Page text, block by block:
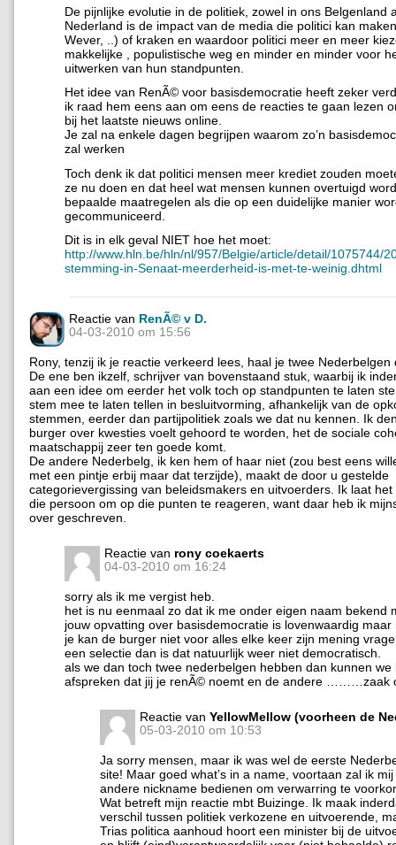
De pijnlijke evolutie in de politiek, zowel in ons Belgenland
Nederland is de impact van de media die politici kan
Wever, ..) of kraken en waardoor politici meer en meer
makkelijke , populistische weg en minder en minder voor
uitwerken van hun standpunten.
Het idee van RenÃ© voor basisdemocratie heeft zeker
ik raad hem eens aan om eens de reacties te gaan lezen
bij het laatste nieuws online.
Je zal na enkele dagen begrijpen waarom zo’n
zal werken
Toch denk ik dat politici mensen meer krediet zouden
ze nu doen en dat heel wat mensen kunnen overtuigd
bepaalde maatregelen als die op een duidelijke manier
gecommuniceerd.
Dit is in elk geval NIET hoe het moet:
http://www.hln.be/hln/nl/957/Belgie/article/detail/1075744/
stemming-in-Senaat-meerderheid-is-met-te-weinig.dhtml
Reactie van RenÃ© v D.
04-03-2010 om 15:56
Rony, tenzij ik je reactie verkeerd lees, haal je twee Nederbelgen
De ene ben ikzelf, schrijver van bovenstaand stuk, waarbij ik
aan een idee om eerder het volk toch op standpunten te laten
stem mee te laten tellen in besluitvorming, afhankelijk van de
stemmen, eerder dan partijpolitiek zoals we dat nu kennen. Ik
burger over kwesties voelt gehoord te worden, het de sociale
maatschappij zeer ten goede komt.
De andere Nederbelg, ik ken hem of haar niet (zou best eens
met een pintje erbij maar dat terzijde), maakt de door u gestelde
categorievergissing van beleidsmakers en uitvoerders. Ik laat
die persoon om op die punten te reageren, want daar heb ik
over geschreven.
Reactie van rony coekaerts
04-03-2010 om 16:24
sorry als ik me vergist heb.
het is nu eenmaal zo dat ik me onder eigen naam bekend
jouw opvatting over basisdemocratie is lovenwaardig maar
je kan de burger niet voor alles elke keer zijn mening
een selectie dan is dat natuurlijk weer niet democratisch.
als we dan toch twee nederbelgen hebben dan kunnen we
afspreken dat jij je renÃ© noemt en de andere ………zaak
Reactie van YellowMellow (voorheen de
05-03-2010 om 10:53
Ja sorry mensen, maar ik was wel de eerste
site! Maar goed what’s in a name, voortaan zal ik
andere nickname bedienen om verwarring te
Wat betreft mijn reactie mbt Buizinge. Ik maak
verschil tussen politiek verkozene en uitvoerende,
Trias politica aanhoud hoort een minister bij de